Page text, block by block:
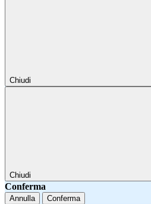
Chiudi
Chiudi
Conferma
Annulla Conferma